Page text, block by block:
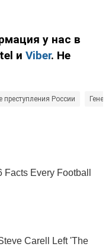
у нас в
и Viber. Не
преступления России